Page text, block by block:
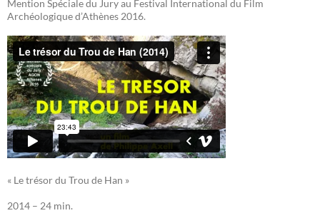
Mention Spéciale du Jury au Festival International du Film
Archéologique d’Athènes 2016.
« Le trésor du Trou de Han »
2014 – 24 min.